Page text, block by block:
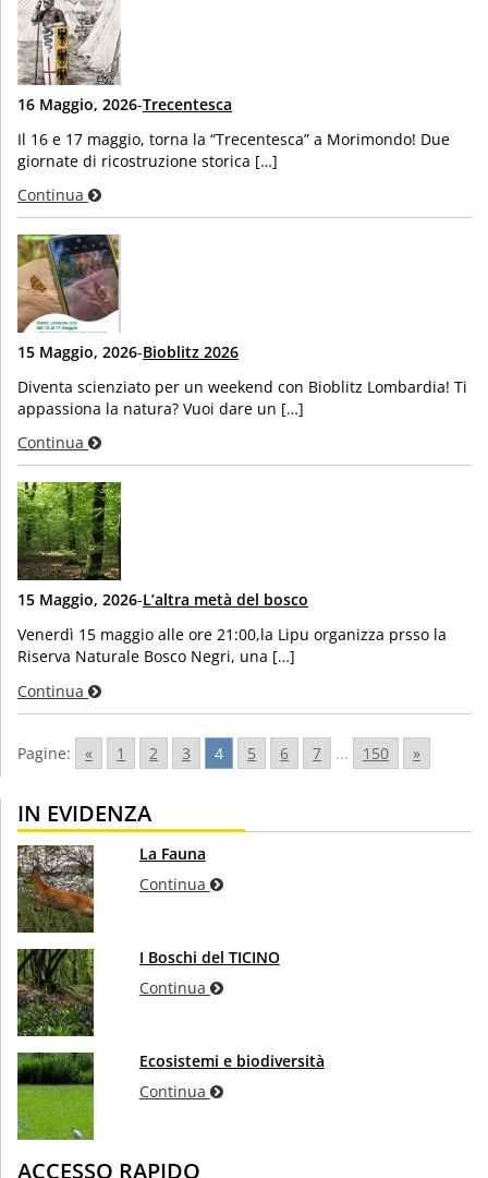
16 Maggio, 2026-Trecentesca
Il 16 e 17 maggio, torna la “Trecentesca” a Morimondo! Due
giornate di ricostruzione storica […]
Continua
15 Maggio, 2026-Bioblitz 2026
Diventa scienziato per un weekend con Bioblitz Lombardia! Ti
appassiona la natura? Vuoi dare un […]
Continua
15 Maggio, 2026-L’altra metà del bosco
Venerdì 15 maggio alle ore 21:00,la Lipu organizza prsso la
Riserva Naturale Bosco Negri, una […]
Continua
Pagine: « 1 2 3 4 5 6 7 ... 150 »
IN EVIDENZA
La Fauna
Continua
I Boschi del TICINO
Continua
Ecosistemi e biodiversità
Continua
ACCESSO RAPIDO